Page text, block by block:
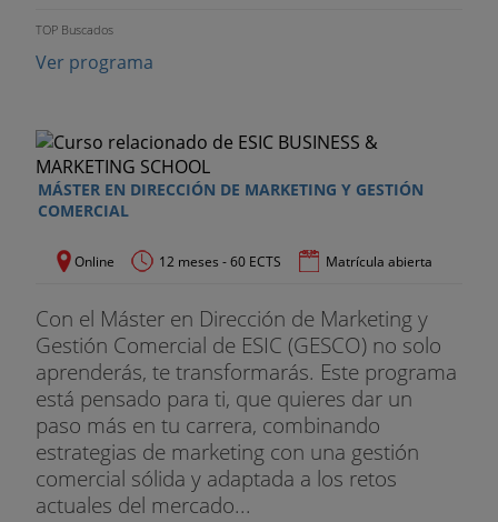
TOP Buscados
Ver programa
MÁSTER EN DIRECCIÓN DE MARKETING Y GESTIÓN
COMERCIAL
Online 12 meses - 60 ECTS Matrícula abierta
Con el Máster en Dirección de Marketing y
Gestión Comercial de ESIC (GESCO) no solo
aprenderás, te transformarás. Este programa
está pensado para ti, que quieres dar un
paso más en tu carrera, combinando
estrategias de marketing con una gestión
comercial sólida y adaptada a los retos
actuales del mercado...